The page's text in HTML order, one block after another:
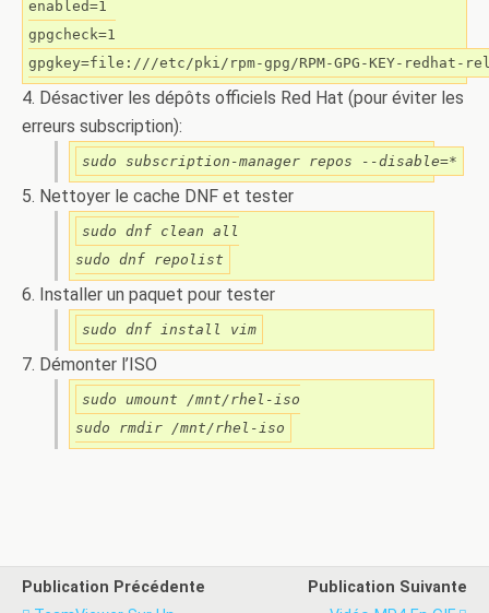
enabled=1
gpgcheck=1
gpgkey=file:///etc/pki/rpm-gpg/RPM-GPG-KEY-redhat-
4. Désactiver les dépôts officiels Red Hat (pour éviter les
erreurs subscription):
sudo subscription-manager repos --disable=*
5. Nettoyer le cache DNF et tester
sudo dnf clean all
sudo dnf repolist
6. Installer un paquet pour tester
sudo dnf install vim
7. Démonter l’ISO
sudo umount /mnt/rhel-iso
sudo rmdir /mnt/rhel-iso
Publication Précédente
Publication Suivante